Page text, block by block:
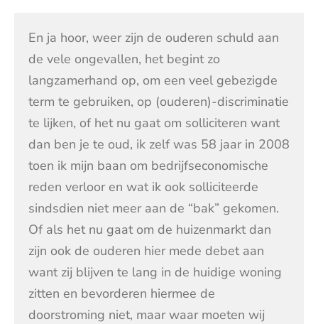
En ja hoor, weer zijn de ouderen schuld aan
de vele ongevallen, het begint zo
langzamerhand op, om een veel gebezigde
term te gebruiken, op (ouderen)-discriminatie
te lijken, of het nu gaat om solliciteren want
dan ben je te oud, ik zelf was 58 jaar in 2008
toen ik mijn baan om bedrijfseconomische
reden verloor en wat ik ook solliciteerde
sindsdien niet meer aan de “bak” gekomen.
Of als het nu gaat om de huizenmarkt dan
zijn ook de ouderen hier mede debet aan
want zij blijven te lang in de huidige woning
zitten en bevorderen hiermee de
doorstroming niet, maar waar moeten wij